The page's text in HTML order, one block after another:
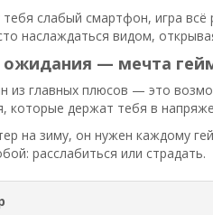
слабый смартфон, игра всё
наслаждаться видом,
ожидания — мечта
из главных плюсов — это
которые держат тебя в
на зиму, он нужен каждому
расслабиться или страдать.